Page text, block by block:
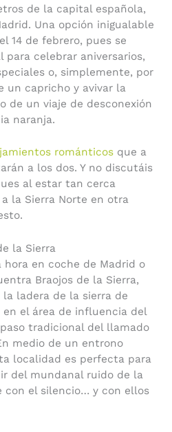
de la capital española,
Una opción inigualable
14 de febrero, pues se
celebrar aniversarios,
o, simplemente, por
un capricho y avivar la
de un viaje de desconexión
naranja.
románticosque a
a los dos. Y no discutáis
al estar tan cerca
la Sierra Norte en otra
la Sierra
hora en coche de Madrid o
Braojos de la Sierra,
ladera de la sierra de
el área de influencia del
tradicional del llamado
medio de un entrono
localidad es perfecta para
del mundanal ruido de la
con el silencio… y con ellos